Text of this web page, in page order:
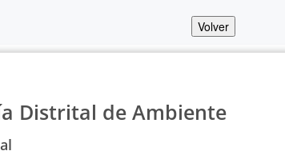
Volver
Distrital de Ambiente